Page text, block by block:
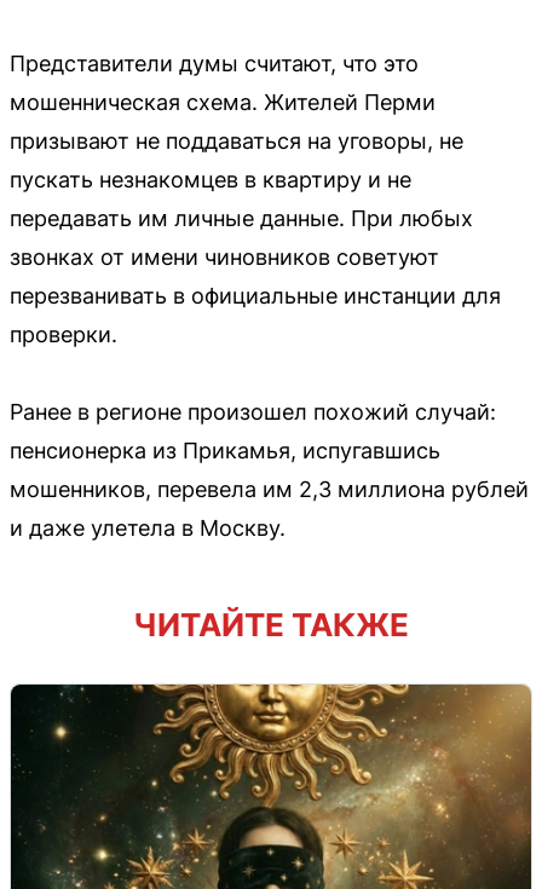
Представители думы считают, что это
мошенническая схема. Жителей Перми
призывают не поддаваться на уговоры, не
пускать незнакомцев в квартиру и не
передавать им личные данные. При любых
звонках от имени чиновников советуют
перезванивать в официальные инстанции для
проверки.
Ранее в регионе произошел похожий случай:
пенсионерка из Прикамья, испугавшись
мошенников, перевела им 2,3 миллиона рублей
и даже улетела в Москву.
ЧИТАЙТЕ ТАКЖЕ